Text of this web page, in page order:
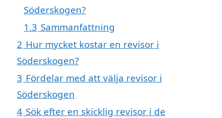
Söderskogen?
1.3 Sammanfattning
2 Hur mycket kostar en revisor i
Söderskogen?
3 Fördelar med att välja revisor i
Söderskogen
4 Sök efter en skicklig revisor i de